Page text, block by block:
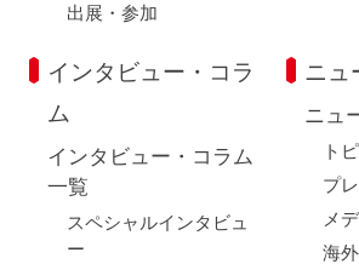
出展・参加
インタビュー・コラ
ム
インタビュー・コラム
一覧
スペシャルインタビュ
ー
ニュ
ニュ
ト
プ
メ
海